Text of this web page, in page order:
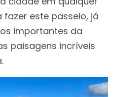
este passeio, já
importantes da
paisagens incríveis